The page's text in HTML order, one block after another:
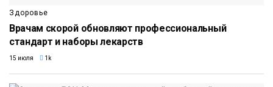
Здоровье
Врачам скорой обновляют профессиональный
стандарт и наборы лекарств
15 июля 1k